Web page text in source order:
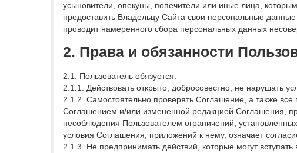
усыновители, опекуны, попечители или иные лица,
предоставить Владельцу Сайта свои персональные
проводит намеренного сбора персональных данных
2. Права и обязанности
2.1. Пользователь обязуется:
2.1.1. Действовать открыто, добросовестно, не нарушать
2.1.2. Самостоятельно проверять Соглашение, а также
Соглашением и/или измененной редакцией Соглашения,
несоблюдения Пользователем ограничений,
условия Соглашения, приложений к нему, означает
2.1.3. Не предпринимать действий, которые могут